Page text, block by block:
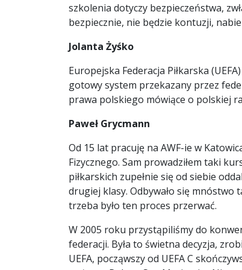
szkolenia dotyczy bezpieczeństwa,
bezpiecznie, nie będzie kontuzji,
Jolanta Żyśko
Europejska Federacja Piłkarska
gotowy system przekazany przez
prawa polskiego mówiące o polskiej
Paweł Grycmann
Od 15 lat pracuję na AWF-ie w
Fizycznego. Sam prowadziłem taki
piłkarskich zupełnie się od siebie
drugiej klasy. Odbywało się
trzeba było ten proces przerwać.
W 2005 roku przystąpiliśmy do
federacji. Była to świetna decyzja,
UEFA, począwszy od UEFA C